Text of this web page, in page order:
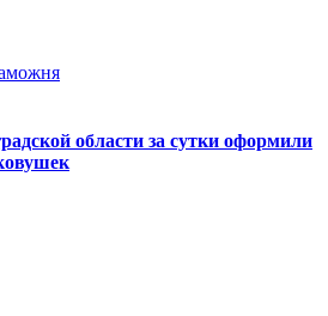
области за сутки оформили